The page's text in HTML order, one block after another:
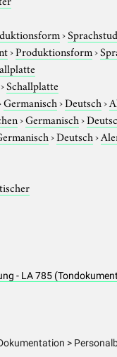
›
›Produktionsform›
›Schallplatte
Germanisch›Deutsch›
›Germanisch›
›Deutsch›
- LA 785
>